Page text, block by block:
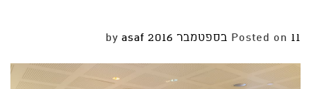
Posted on 11 בספטמבר 2016 asaf